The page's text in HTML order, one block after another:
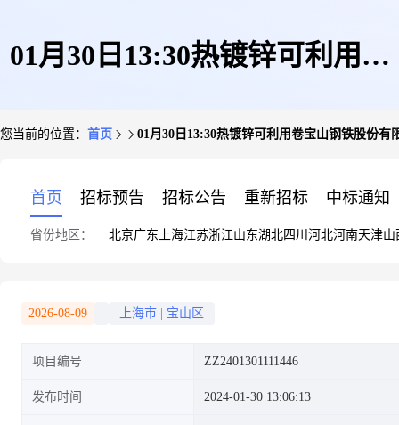
01月30日13:30热镀锌可利用卷
您当前的位置： 首页 01月30日13:30热镀锌可利用卷宝山钢铁股份有
首页 招标预告 招标公告 重新招标 中标通知
省份地区： 北京广东 上海江苏浙江山东湖北四川 河北河南天津山
2026-08-09 上海市 宝山区
项目编号 ZZ2401301111446
发布时间 2024-01-30 13:06:13